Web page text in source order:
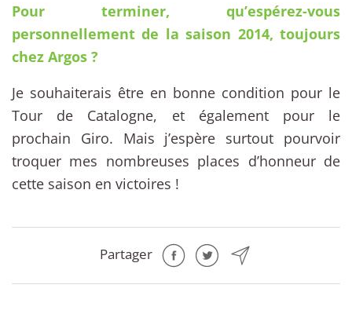
Pour terminer, qu’espérez-vous
personnellement de la saison 2014, toujours
chez Argos ?
Je souhaiterais être en bonne condition pour le
Tour de Catalogne, et également pour le
prochain Giro. Mais j’espère surtout pourvoir
troquer mes nombreuses places d’honneur de
cette saison en victoires !
Partager